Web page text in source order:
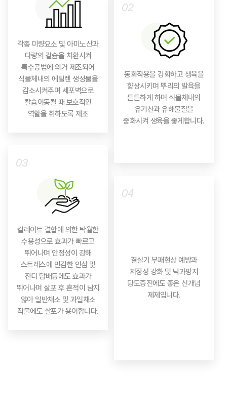
각종 미량요소 및 아미노산과
다량의 칼슘을 치환시켜
특수공법에 의거 제조되어
식물체내의 에틸렌 생성물을
감소시켜주며 세포벽으로
칼슘이동될 때 보호적인
역할을 취하도록 제조
02
동화작용을 강화하고 생육을
향상시키며 뿌리의 발육을
튼튼하게 하며 식물체내의
유기산과 유해물질을
중화시켜 생육을 좋게합니다.
03
킬레이트 결합에 의한 탁월한
수용성으로 효과가 빠르고
뛰어나며 안정성이 강해
스트레스에 민감한 인삼 및
잔디 담배등에도 효과가
뛰어나며 살포 후 흔적이 남지
않아 일반채소 및 과일채소
작물에도 살포가 용이합니다.
04
결실기 부패현상 예방과
저장성 강화 및 낙과방지
당도증진에도 좋은 신개념
제제입니다.